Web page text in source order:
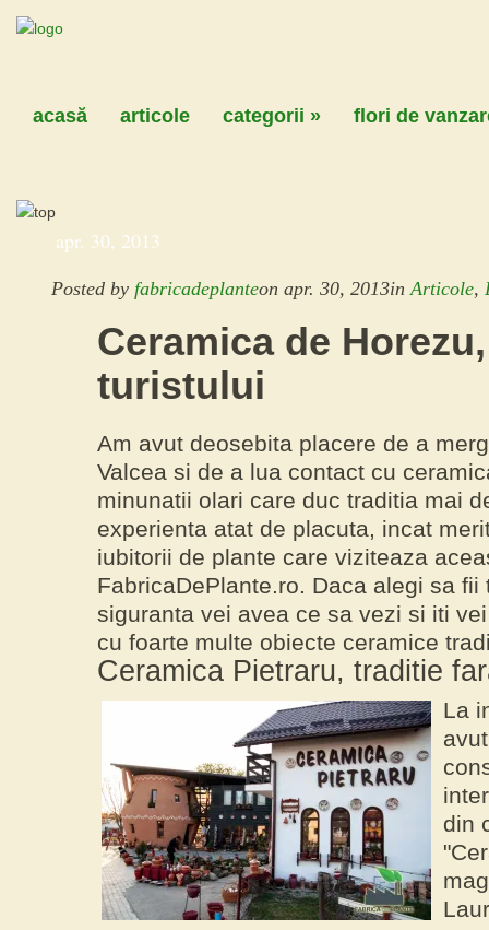
acasă articole categorii » flori de
apr. 30, 2013
Posted by fabricadeplanteon apr. 30, 2013inArticole,
Ceramica de
turistului
Am avut deosebita placere de a
Valcea si de a lua contact cu
minunatii olari care duc traditia mai
experienta atat de placuta, incat
iubitorii de plante care viziteaza
FabricaDePlante.ro. Daca alegi sa fii
siguranta vei avea ce sa vezi si iti
cu foarte multe obiecte ceramice
Ceramica Pietraru, traditie
La
din